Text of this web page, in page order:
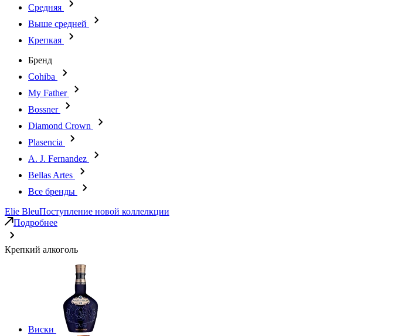
Средняя
Выше средней
Крепкая
Бренд
Cohiba
My Father
Bossner
Diamond Crown
Plasencia
A. J. Fernandez
Bellas Artes
Все бренды
Elie BleuПоступление новой коллелкции
Подробнее
Крепкий алкоголь
Виски